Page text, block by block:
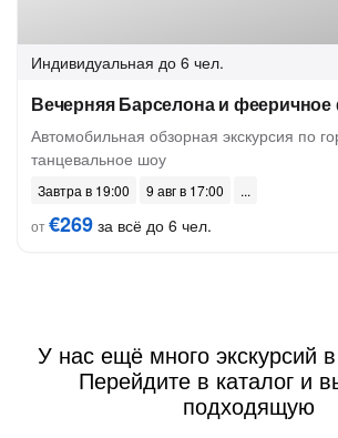
Индивидуальная до 6 чел.
Вечерняя Барселона и
Автомобильная обзорная экскурсия по
танцевальное шоу
Завтра в 19:00
9 авг в 17:00
от€269 за всё до 6 чел.
У нас ещё много экскурсий
Перейдите в каталог и
подходящую